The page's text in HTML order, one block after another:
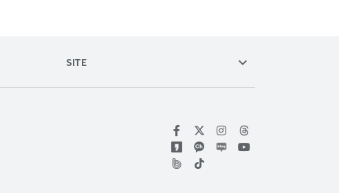
keyboard_arrow_down
SITE
위키트리 페이스북위키트리 인스타그램
위키트리 유튜브
위키트리 틱톡